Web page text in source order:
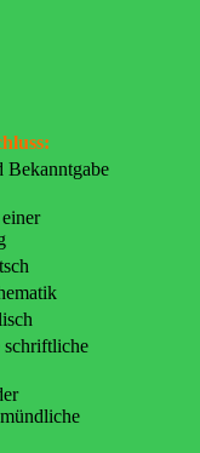
Bekanntgabe
schriftliche